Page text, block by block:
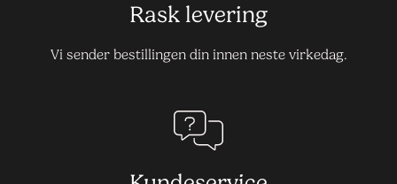
Rask levering
Vi sender bestillingen din innen neste virkedag.